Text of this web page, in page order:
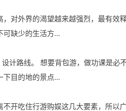
，对外界的渴望越来越强烈，最有效
可缺少的生活方...
计路线。 想要背包游，做功课是
下目的地的景点...
不开吃住行游购娱这几大要素，所以